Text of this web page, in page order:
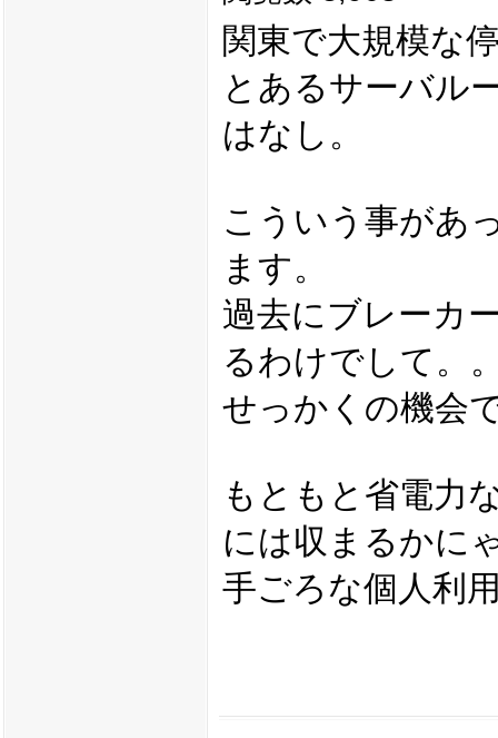
関東で大規模な
とあるサーバル
はなし。
こういう事があ
ます。
過去にブレーカ
るわけでして。
せっかくの機会
もともと省電力
には収まるかに
手ごろな個人利